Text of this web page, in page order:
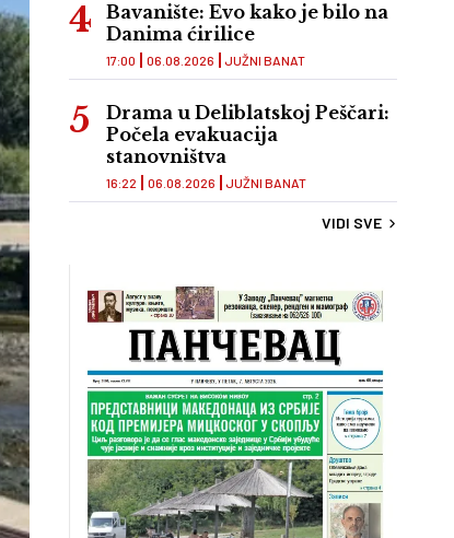
Bavanište: Evo kako je bilo na
Danima ćirilice
JUŽNI BANAT
17:00 06.08.2026
Drama u Deliblatskoj Peščari:
Počela evakuacija
stanovništva
JUŽNI BANAT
16:22 06.08.2026
VIDI SVE